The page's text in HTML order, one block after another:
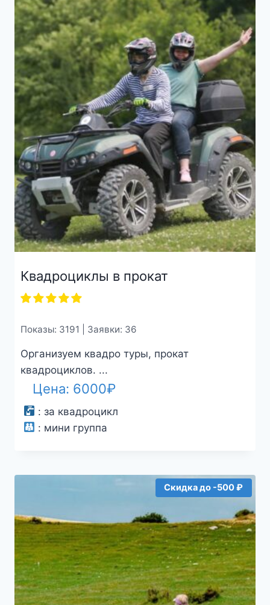
Квадроциклы в прокат
Показы: 3191 | Заявки: 36
Организуем квадро туры, прокат
квадроциклов. ...
Цена: 6000₽
: за квадроцикл
: мини группа
Скидка до -500 ₽